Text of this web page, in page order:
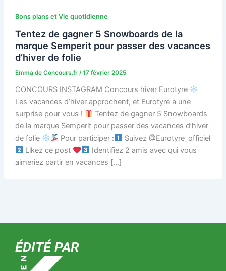
Bons plans et Vie quotidienne
Tentez de gagner 5 Snowboards de la
marque Semperit pour passer des vacances
d’hiver de folie
Emma de Concours.fr /17 février 2025
CONCOURS INSTAGRAM Concours hiver Eurotyre
Les vacances d’hiver approchent, et Eurotyre a une
surprise pour vous !
Tentez de gagner 5 Snowboards
de la marque Semperit pour passer des vacances d’hiver
de folie
Pour participer :
Suivez @Eurotyre_officiel
Likez ce post
Identifiez 2 amis avec qui vous
aimeriez partir en vacances […]
ÉDITÉ PAR